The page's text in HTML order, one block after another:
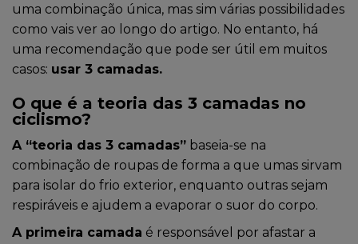
uma combinação única, mas sim várias possibilidades
como vais ver ao longo do artigo. No entanto, há
uma recomendação que pode ser útil em muitos
casos: usar 3 camadas.
O que é a teoria das 3 camadas no
ciclismo?
A “teoria das 3 camadas” baseia-se na
combinação de roupas de forma a que umas sirvam
para isolar do frio exterior, enquanto outras sejam
respiráveis e ajudem a evaporar o suor do corpo.
A primeira camada é responsável por afastar a